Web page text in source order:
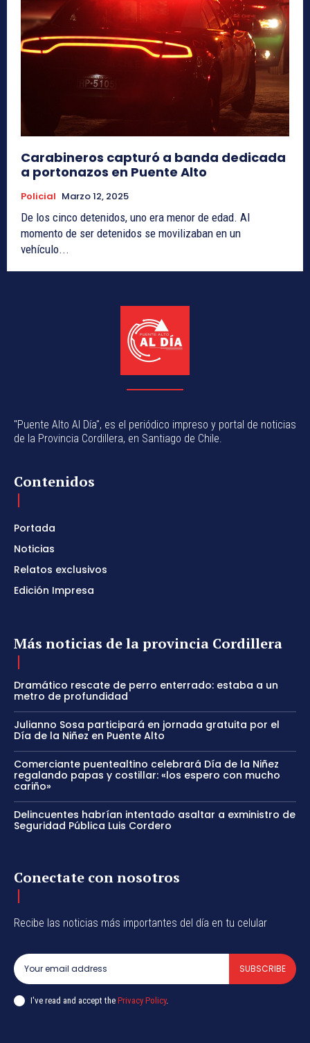
Carabineros capturó a banda dedicada
a portonazos en Puente Alto
Policial Marzo 12, 2025
De los cinco detenidos, uno era menor de edad. Al
momento de ser detenidos se movilizaban en un
vehículo...
"Puente Alto Al Día", es el periódico impreso y portal de noticias
de la Provincia Cordillera, en Santiago de Chile.
Contenidos
Portada
Noticias
Relatos exclusivos
Edición Impresa
Más noticias de la provincia Cordillera
Dramático rescate de perro enterrado: estaba a un
metro de profundidad
Julianno Sosa participará en jornada gratuita por el
Día de la Niñez en Puente Alto
Comerciante puentealtino celebrará Día de la Niñez
regalando papas y costillar: «los espero con mucho
cariño»
Delincuentes habrían intentado asaltar a exministro de
Seguridad Pública Luis Cordero
Conectate con nosotros
Recibe las noticias más importantes del día en tu celular
SUBSCRIBE
I've read and accept the Privacy Policy.